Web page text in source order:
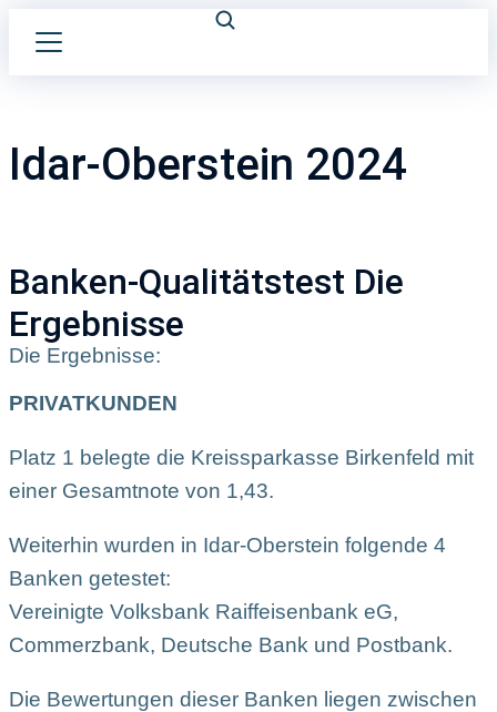
Idar-Oberstein 2024
Banken-Qualitätstest Die
Ergebnisse
Die Ergebnisse:
PRIVATKUNDEN
Platz 1 belegte die Kreissparkasse Birkenfeld mit
einer Gesamtnote von 1,43.
Weiterhin wurden in Idar-Oberstein folgende 4
Banken getestet:
Vereinigte Volksbank Raiffeisenbank eG,
Commerzbank, Deutsche Bank und Postbank.
Die Bewertungen dieser Banken liegen zwischen